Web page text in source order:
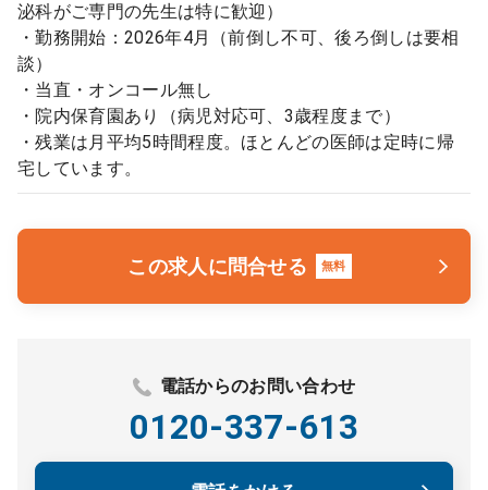
泌科がご専門の先生は特に歓迎）
・勤務開始：2026年4月（前倒し不可、後ろ倒しは要相
談）
・当直・オンコール無し
・院内保育園あり（病児対応可、3歳程度まで）
・残業は月平均5時間程度。ほとんどの医師は定時に帰
宅しています。
この求人に問合せる 無料
電話からのお問い合わせ
0120-337-613